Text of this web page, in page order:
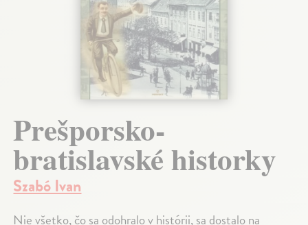
Prešporsko-
bratislavské historky
Szabó Ivan
Nie všetko, čo sa odohralo v histórii, sa dostalo na